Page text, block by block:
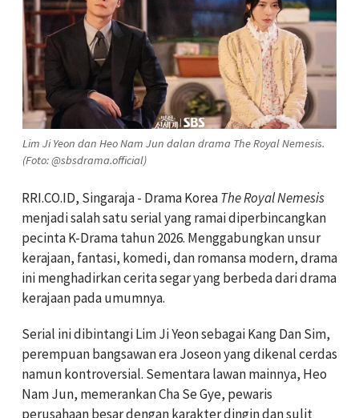
Lim Ji Yeon dan Heo Nam Jun dalan drama The Royal Nemesis.
(Foto: @sbsdrama.official)
RRI.CO.ID, Singaraja - Drama KoreaThe Royal Nemesis
menjadi salah satu serial yang ramai diperbincangkan
pecinta K-Drama tahun 2026. Menggabungkan unsur
kerajaan, fantasi, komedi, dan romansa modern, drama
ini menghadirkan cerita segar yang berbeda dari drama
kerajaan pada umumnya.
Serial ini dibintangiLim Ji Yeonsebagai Kang Dan Sim,
perempuan bangsawan era Joseon yang dikenal cerdas
namun kontroversial. Sementara lawan mainnya, Heo
Nam Jun, memerankan Cha Se Gye, pewaris
perusahaan besar dengan karakter dingin dan sulit